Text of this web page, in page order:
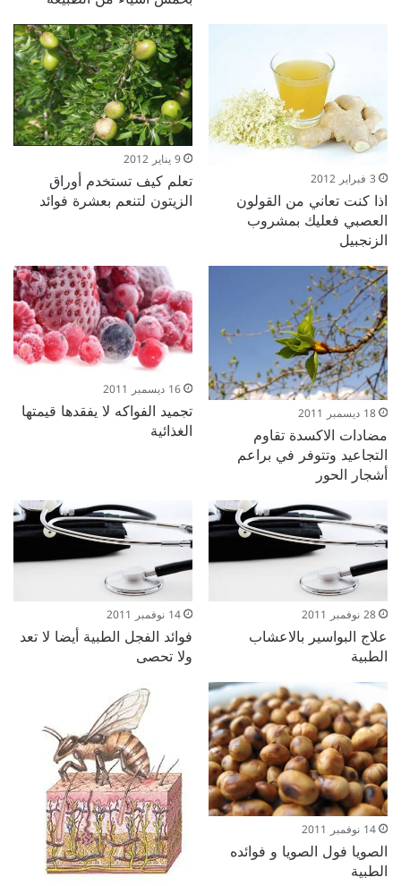
3 فبراير 2012
اذا كنت تعاني من القولون
العصبي فعليك بمشروب
الزنجبيل
9 يناير 2012
تعلم كيف تستخدم أوراق
الزيتون لتنعم بعشرة فوائد
18 ديسمبر 2011
مضادات الاكسدة تقاوم
التجاعيد وتتوفر في براعم
أشجار الحور
16 ديسمبر 2011
تجميد الفواكه لا يفقدها قيمتها
الغذائية
28 نوفمبر 2011
علاج البواسير بالاعشاب
الطبية
14 نوفمبر 2011
فوائد الفجل الطبية أيضا لا تعد
ولا تحصى
14 نوفمبر 2011
الصويا فول الصويا و فوائده
الطبية